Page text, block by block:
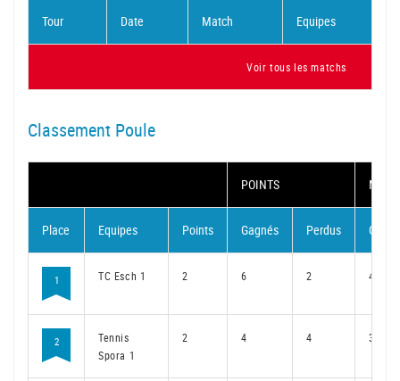
Tour Date Match Equipes
Voir tous les matchs
Classement Poule
POINTS
Place Equipes Points Gagnés Perdus
1 TC Esch 1 2 6 2 4
2
Tennis
Spora 1
2 4 4 3